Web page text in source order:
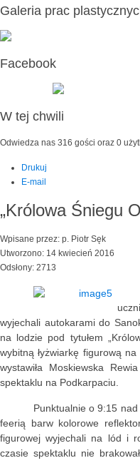
Galeria prac
Facebook
W tej chwili
Odwiedza nas 316 gości oraz 0
Drukuj
E-mail
„Królowa Śniegu
Wpisane przez: p. Piotr Sęk
Utworzono: 14 kwiecień 2016
Odsłony: 2713
wyjechali autokarami do
na lodzie pod tytułem
wybitną łyżwiarkę figurową
wystawiła Moskiewska
spektaklu na Podkarpaciu.
Punktualnie o 9:15 nad
feerią barw kolorowe
figurowej wyjechali na lód i
czasie spektaklu nie